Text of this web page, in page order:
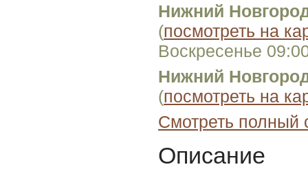
Нижний
(посмотреть на
Воскресенье
Нижний
(посмотреть на
Смотреть полный
Описание